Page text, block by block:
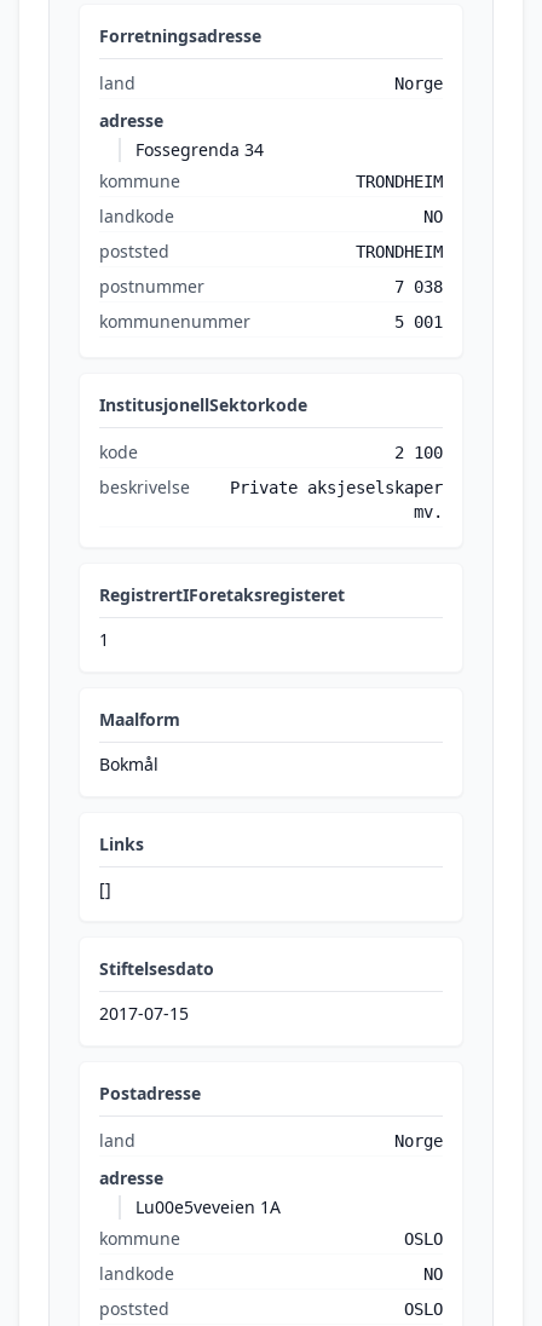
Forretningsadresse
land Norge
adresse
Fossegrenda 34
kommune
TRONDHEIM
landkode NO
poststed TRONDHEIM
postnummer 7 038
kommunenummer 5 001
InstitusjonellSektorkode
kode 2 100
beskrivelse
Private aksjeselskaper
mv.
RegistrertIForetaksregisteret
1
Maalform
Bokmål
Links
[]
Stiftelsesdato
2017-07-15
Postadresse
land Norge
adresse
Lu00e5veveien 1A
kommune
OSLO
landkode NO
poststed OSLO